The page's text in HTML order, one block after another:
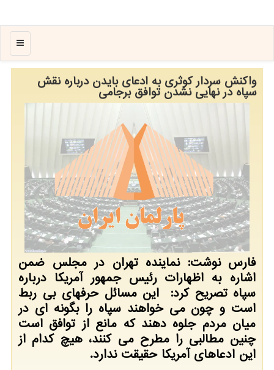
منو
واکنش سردار کوثری به ادعای بایدن درباره نقش
سپاه در نهایی نشدن توافق برجامی
فارس نوشت: نماینده تهران در مجلس ضمن
اشاره به اظهارات رئیس جمهور آمریکا درباره
سپاه تصریح کرد: این مسائل حرفهای بی ربط
است و چون می خواهند سپاه را بگونه ای در
میان مردم جلوه دهند که مانع از توافق است
چنین مطالبی را مطرح می کنند، هیچ کدام از
این ادعاهای آمریکا حقیقت ندارد.